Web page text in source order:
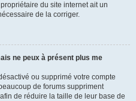
du site internet ait un
de la corriger.
ne peux à présent plus me
ou supprimé votre compte
de forums suppriment
de réduire la taille de leur base de